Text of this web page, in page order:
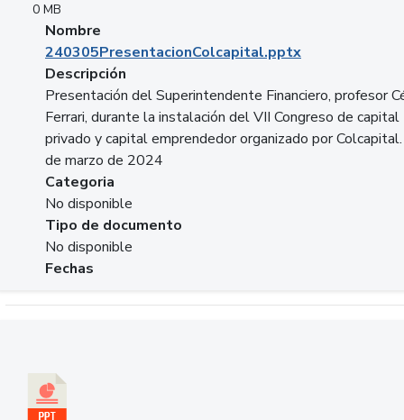
0 MB
Nombre
240305PresentacionColcapital.pptx
Descripción
Presentación del Superintendente Financiero, profesor
Ferrari, durante la instalación del VII Congreso de capital
privado y capital emprendedor organizado por
de marzo de 2024
Categoria
No disponible
Tipo de documento
No disponible
Fechas